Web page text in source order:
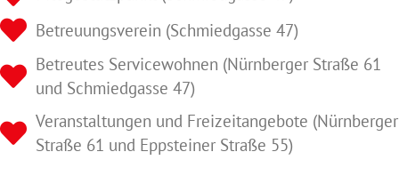
Betreuungsverein (Schmiedgasse 47)
Betreutes Servicewohnen (Nürnberger Straße 61
und Schmiedgasse 47)
Veranstaltungen und Freizeitangebote (Nürnberger
Straße 61 und Eppsteiner Straße 55)